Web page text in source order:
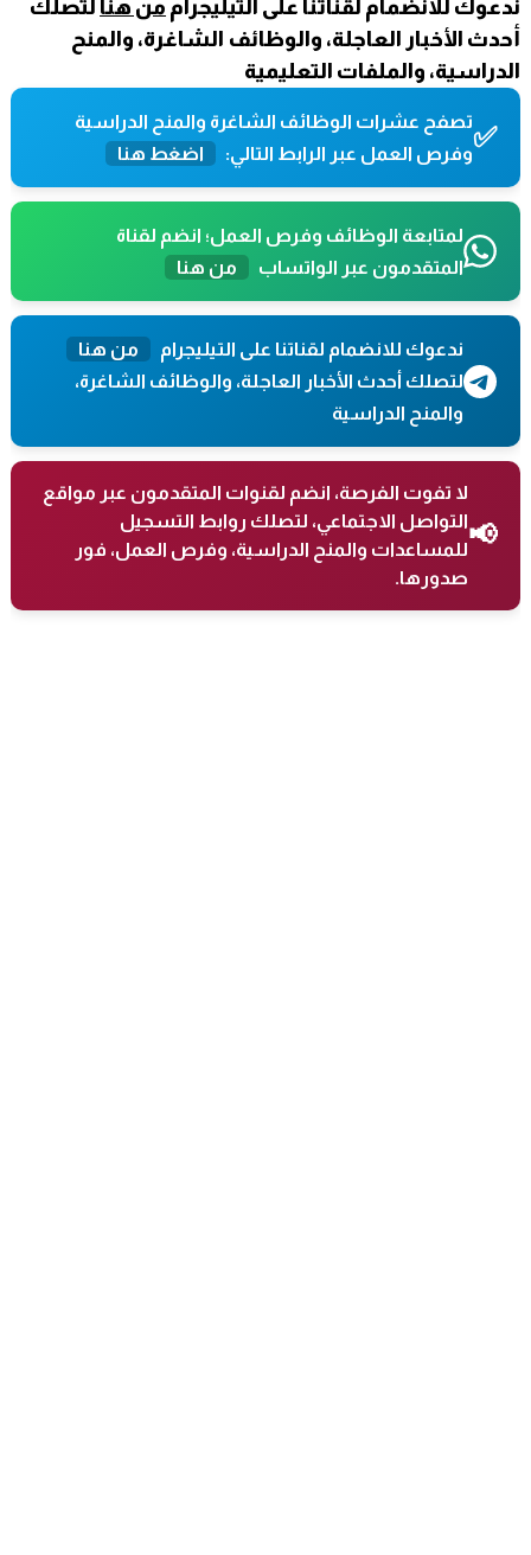
ندعوك للانضمام لقناتنا على التيليجرام من هنا لتصلك
أحدث الأخبار العاجلة، والوظائف الشاغرة، والمنح
الدراسية، والملفات التعليمية
✅تصفح عشرات الوظائف الشاغرة والمنح الدراسية
وفرص العمل عبر الرابط التالي:
اضغط هنا
لمتابعة الوظائف وفرص العمل؛ انضم لقناة
المتقدمون عبر الواتساب
من هنا
ندعوك للانضمام لقناتنا على التيليجرام
من هنا
لتصلك أحدث الأخبار العاجلة، والوظائف الشاغرة،
والمنح الدراسية
📢
لا تفوت الفرصة، انضم لقنوات المتقدمون عبر مواقع
التواصل الاجتماعي، لتصلك روابط التسجيل
للمساعدات والمنح الدراسية، وفرص العمل، فور
صدورها.